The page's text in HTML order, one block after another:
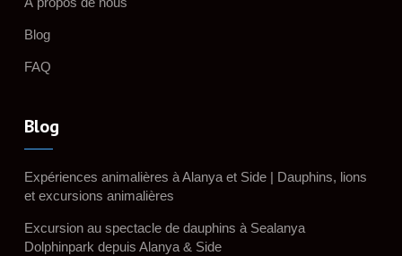
Blog
FAQ
Blog
Expériences animalières à Alanya et Side | Dauphins, lions
et excursions animalières
Excursion au spectacle de dauphins à Sealanya
Dolphinpark depuis Alanya & Side